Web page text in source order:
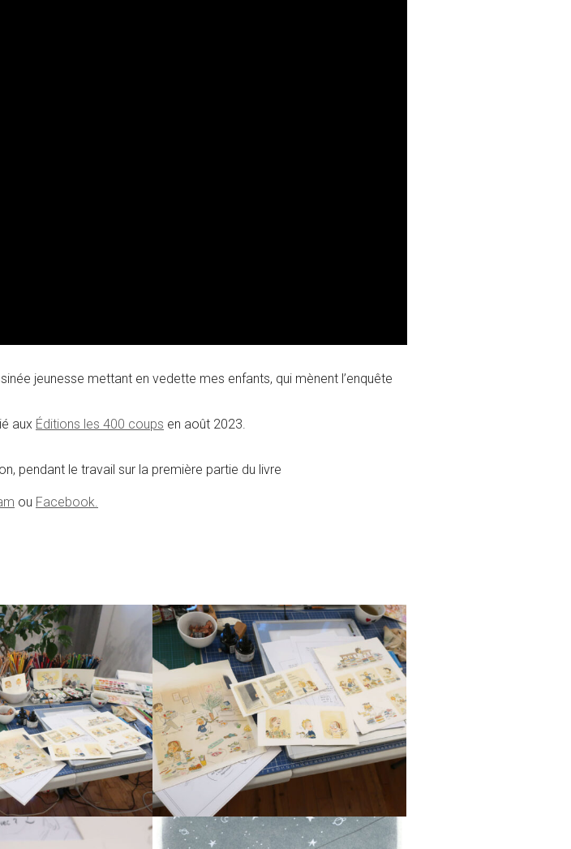
jeunesse mettant en vedette mes enfants, qui mènent l’enquête
aux Éditions les 400 coups en août 2023.
pendant le travail sur la première partie du livre
ou Facebook.